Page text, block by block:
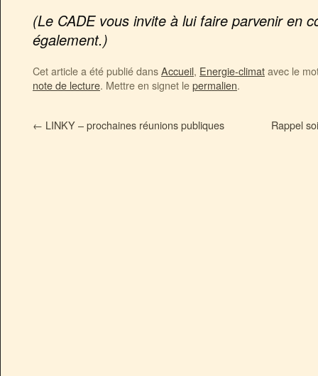
(Le CADE vous invite à lui faire parvenir en
également.)
Cet article a été publié dansAccueil, Energie-climatavec le
note de lecture. Mettre en signet lepermalien.
← LINKY – prochaines réunions publiques Rappel